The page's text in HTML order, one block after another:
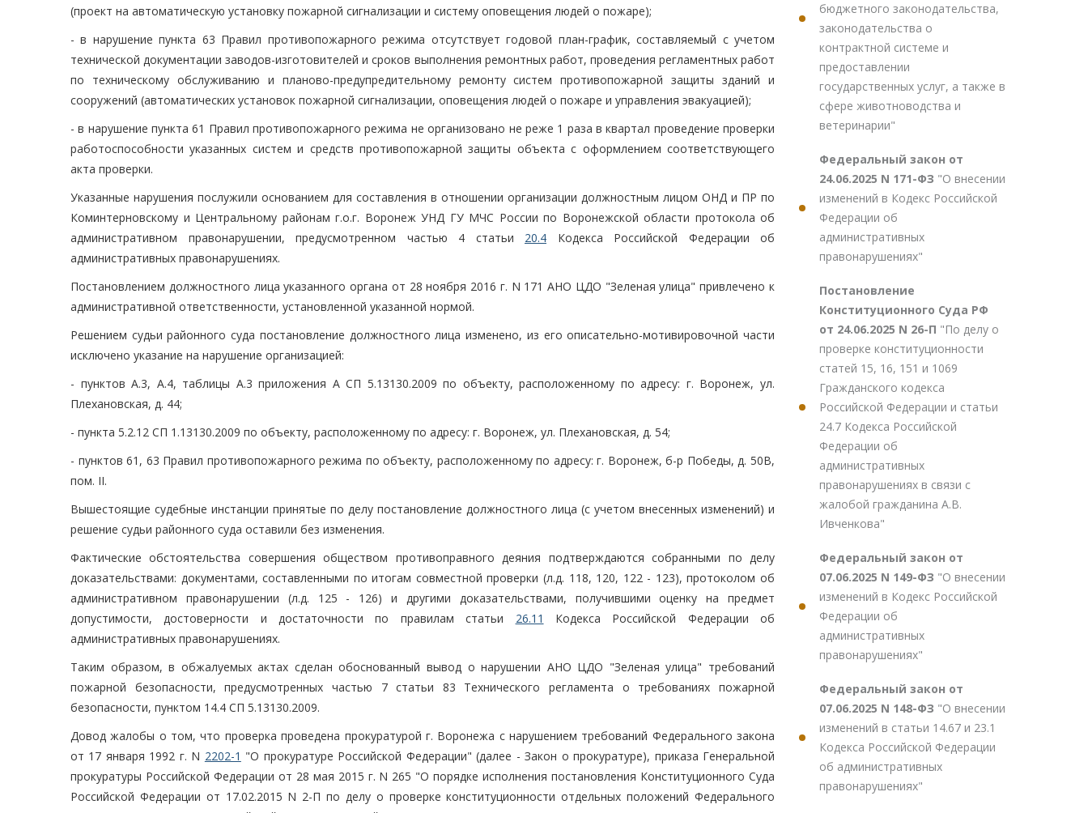
(проект на автоматическую установку пожарной сигнализации и систему оповещения людей о пожаре);
- в нарушение пункта 63 Правил противопожарного режима отсутствует годовой план-график, составляемый с учетом
технической документации заводов-изготовителей и сроков выполнения ремонтных работ, проведения регламентных работ
по техническому обслуживанию и планово-предупредительному ремонту систем противопожарной защиты зданий и
сооружений (автоматических установок пожарной сигнализации, оповещения людей о пожаре и управления эвакуацией);
- в нарушение пункта 61 Правил противопожарного режима не организовано не реже 1 раза в квартал проведение проверки
работоспособности указанных систем и средств противопожарной защиты объекта с оформлением соответствующего
акта проверки.
Указанные нарушения послужили основанием для составления в отношении организации должностным лицом ОНД и ПР по
Коминтерновскому и Центральному районам г.о.г. Воронеж УНД ГУ МЧС России по Воронежской области протокола об
административном правонарушении, предусмотренном частью 4 статьи 20.4 Кодекса Российской Федерации об
административных правонарушениях.
Постановлением должностного лица указанного органа от 28 ноября 2016 г. N 171 АНО ЦДО "Зеленая улица" привлечено к
административной ответственности, установленной указанной нормой.
Решением судьи районного суда постановление должностного лица изменено, из его описательно-мотивировочной части
исключено указание на нарушение организацией:
- пунктов А.3, А.4, таблицы А.3 приложения А СП 5.13130.2009 по объекту, расположенному по адресу: г. Воронеж, ул.
Плехановская, д. 44;
- пункта 5.2.12 СП 1.13130.2009 по объекту, расположенному по адресу: г. Воронеж, ул. Плехановская, д. 54;
- пунктов 61, 63 Правил противопожарного режима по объекту, расположенному по адресу: г. Воронеж, б-р Победы, д. 50В,
пом. II.
Вышестоящие судебные инстанции принятые по делу постановление должностного лица (с учетом внесенных изменений) и
решение судьи районного суда оставили без изменения.
Фактические обстоятельства совершения обществом противоправного деяния подтверждаются собранными по делу
доказательствами: документами, составленными по итогам совместной проверки (л.д. 118, 120, 122 - 123), протоколом об
административном правонарушении (л.д. 125 - 126) и другими доказательствами, получившими оценку на предмет
допустимости, достоверности и достаточности по правилам статьи 26.11
Кодекса Российской Федерации об
административных правонарушениях.
Таким образом, в обжалуемых актах сделан обоснованный вывод о нарушении АНО ЦДО "Зеленая улица" требований
пожарной безопасности, предусмотренных частью 7 статьи 83 Технического регламента о требованиях пожарной
безопасности, пунктом 14.4 СП 5.13130.2009.
Довод жалобы о том, что проверка проведена прокуратурой г. Воронежа с нарушением требований Федерального закона
от 17 января 1992 г. N 2202-1 "О прокуратуре Российской Федерации" (далее - Закон о прокуратуре), приказа Генеральной
прокуратуры Российской Федерации от 28 мая 2015 г. N 265 "О порядке исполнения постановления Конституционного Суда
Российской Федерации от 17.02.2015 N 2-П по делу о проверке конституционности отдельных положений Федерального
бюджетного законодательства,
законодательства о
контрактной системе и
предоставлении
государственных услуг, а также в
сфере животноводства и
ветеринарии"
Федеральный закон от
24.06.2025 N 171-ФЗ "О внесении
изменений в Кодекс Российской
Федерации об
административных
правонарушениях"
Постановление
Конституционного Суда РФ
от 24.06.2025 N 26-П "По делу о
проверке конституционности
статей 15, 16, 151 и 1069
Гражданского кодекса
Российской Федерации и статьи
24.7 Кодекса Российской
Федерации об
административных
правонарушениях в связи с
жалобой гражданина А.В.
Ивченкова"
Федеральный закон от
07.06.2025 N 149-ФЗ "О внесении
изменений в Кодекс Российской
Федерации об
административных
правонарушениях"
Федеральный закон от
07.06.2025 N 148-ФЗ "О внесении
изменений в статьи 14.67 и 23.1
Кодекса Российской Федерации
об административных
правонарушениях"